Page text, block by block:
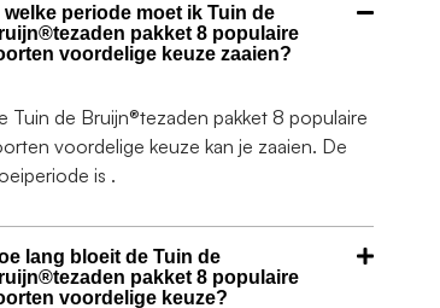
welke periode moet ik Tuin de
pakket 8 populaire
voordelige keuze zaaien?
Tuin de Bruijn®tezaden pakket 8 populaire
voordelige keuze kan je zaaien. De
is .
lang bloeit de Tuin de
pakket 8 populaire
voordelige keuze?